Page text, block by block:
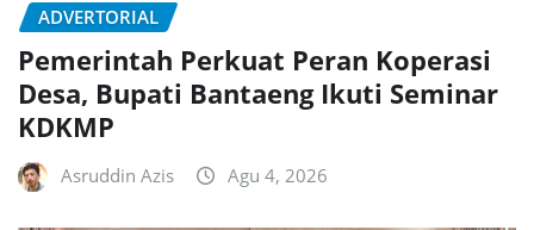
ADVERTORIAL
Pemerintah Perkuat Peran Koperasi
Desa, Bupati Bantaeng Ikuti Seminar
KDKMP
Asruddin Azis Agu 4, 2026